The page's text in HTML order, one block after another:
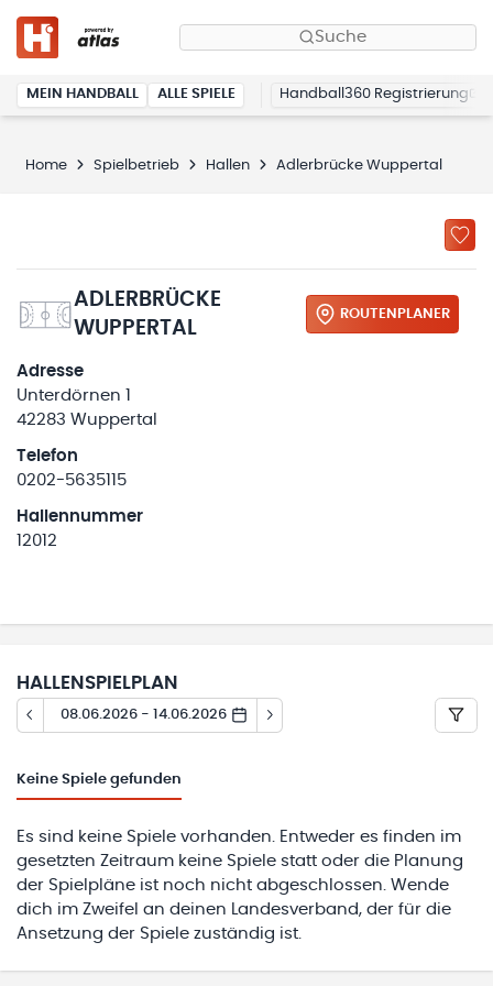
Suche
MEIN HANDBALL ALLE SPIELE Handball360 Registrierung
Home Spielbetrieb Hallen Adlerbrücke Wuppertal
ADLERBRÜCKE
WUPPERTAL
ROUTENPLANER
Adresse
Unterdörnen 1
42283 Wuppertal
Telefon
0202-5635115
Hallennummer
12012
HALLENSPIELPLAN
08.06.2026 - 14.06.2026
Keine Spiele gefunden
Es sind keine Spiele vorhanden. Entweder es finden im
gesetzten Zeitraum keine Spiele statt oder die Planung
der Spielpläne ist noch nicht abgeschlossen. Wende
dich im Zweifel an deinen Landesverband, der für die
Ansetzung der Spiele zuständig ist.